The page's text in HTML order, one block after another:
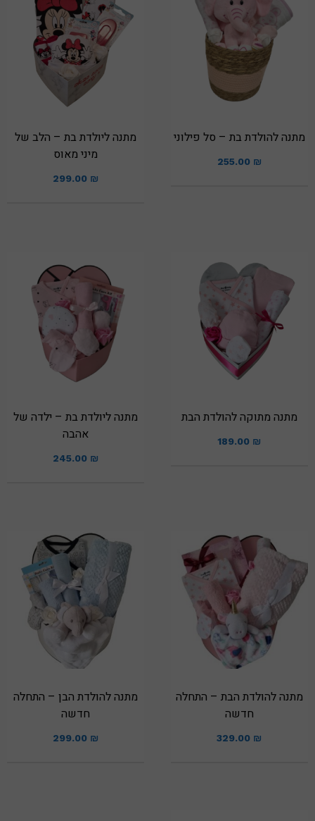
מתנה להולדת בת – סל פילוני
255.00 ₪
מתנה ליולדת בת – הלב של
מיני מאוס
299.00 ₪
מתנה מתוקה להולדת הבת
189.00 ₪
מתנה ליולדת בת – ילדה של
אהבה
245.00 ₪
מתנה להולדת הבת – התחלה
חדשה
329.00 ₪
מתנה להולדת הבן – התחלה
חדשה
299.00 ₪